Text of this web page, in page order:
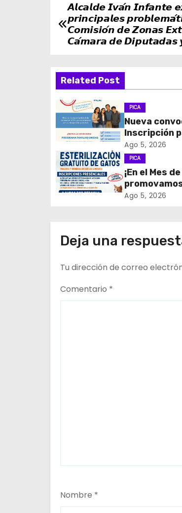
N
a
e
g
a
c
i
ó
n
e
e
𝘼𝙡𝙘𝙖𝙡𝙙𝙚 𝙄𝙫𝙖́𝙣 𝙄𝙣𝙛𝙖𝙣𝙩𝙚
𝙥𝙧𝙞𝙣𝙘𝙞𝙥𝙖𝙡𝙚𝙨
𝘾𝙤𝙢𝙞𝙨𝙞𝙤́𝙣 𝙙𝙚 𝙕𝙤𝙣𝙖𝙨
𝘾𝙖́𝙢𝙖𝙧𝙖 𝙙𝙚 𝘿𝙞𝙥𝙪𝙩𝙖𝙙𝙖𝙨
Related Post
PICA
Nueva
Inscripción
Unidas
Ago 5, 2026
PICA
¡En el Mes
tenencia
Ago 5, 2026
Deja una
Tu dirección de correo
Comentario *
Nombre *